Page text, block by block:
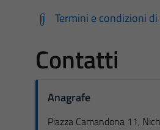
Termini e condizioni
Contatti
Anagrafe
Piazza Camandona 11,